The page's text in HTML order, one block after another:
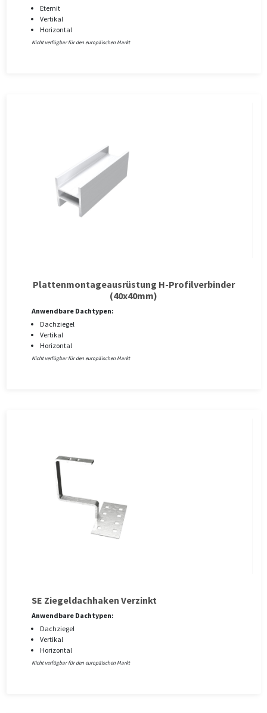
Eternit
Vertikal
Horizontal
Nicht verfügbar für den europäischen Markt
Plattenmontageausrüstung H-Profilverbinder
(40x40mm)
Anwendbare Dachtypen:
Dachziegel
Vertikal
Horizontal
Nicht verfügbar für den europäischen Markt
SE Ziegeldachhaken Verzinkt
Anwendbare Dachtypen:
Dachziegel
Vertikal
Horizontal
Nicht verfügbar für den europäischen Markt